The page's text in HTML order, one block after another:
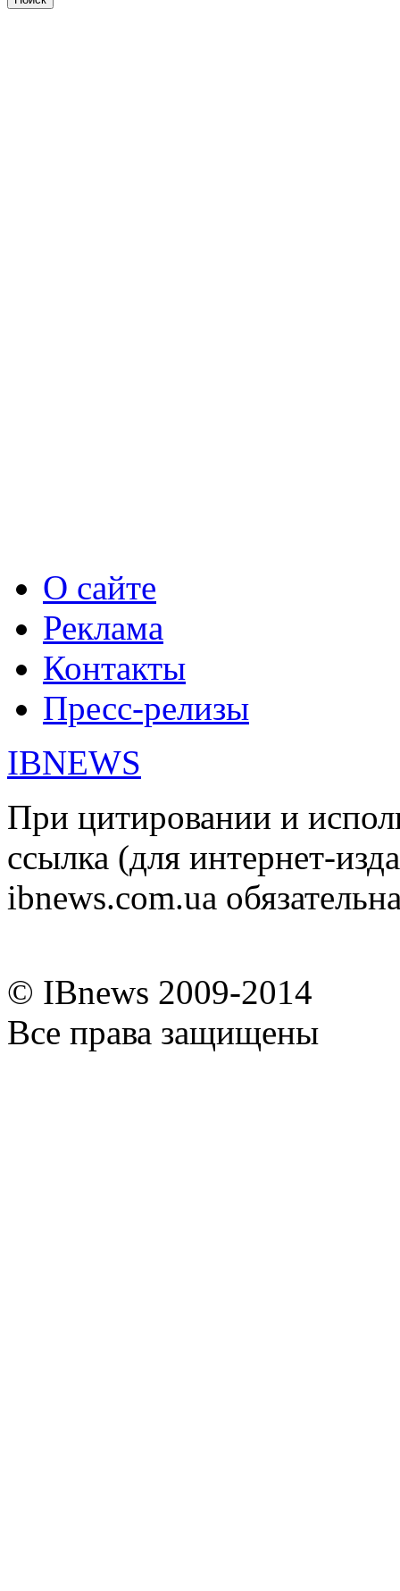
О сайте
Реклама
Контакты
Пресс-релизы
IBNEWS
При цитировании и
ссылка (для интернет-
ibnews.com.ua
© IBnews 2009-2014
Все права защищены